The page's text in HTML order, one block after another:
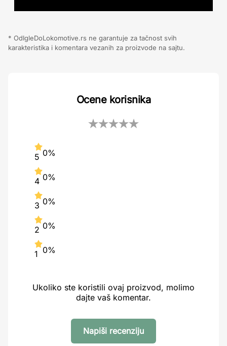
* OdIgleDoLokomotive.rs ne garantuje za tačnost svih
karakteristika i komentara vezanih za proizvode na sajtu.
Ocene korisnika
5 0%
4 0%
3 0%
2 0%
1 0%
Ukoliko ste koristili ovaj proizvod, molimo
dajte vaš komentar.
Napiši recenziju